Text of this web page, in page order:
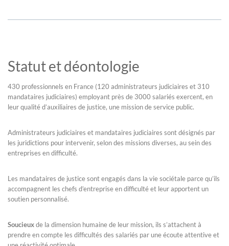
Statut et déontologie
430 professionnels en France (120 administrateurs judiciaires et 310
mandataires judiciaires) employant près de 3000 salariés exercent, en
leur qualité d’auxiliaires de justice, une mission de service public.
Administrateurs judiciaires et mandataires judiciaires sont désignés par
les juridictions pour intervenir, selon des missions diverses, au sein des
entreprises en difficulté.
Les mandataires de justice sont engagés dans la vie sociétale parce qu’ils
accompagnent les chefs d’entreprise en difficulté et leur apportent un
soutien personnalisé.
Soucieuxde la dimension humaine de leur mission, ils s’attachent à
prendre en compte les difficultés des salariés par une écoute attentive et